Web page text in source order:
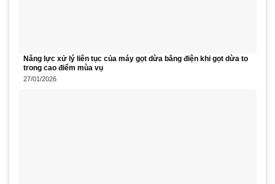
Năng lực xử lý liên tục của máy gọt dừa bằng điện khi gọt dừa to
trong cao điểm mùa vụ
27/01/2026